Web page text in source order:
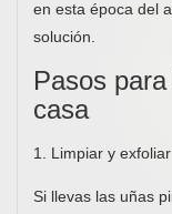
en esta época del
solución.
Pasos
casa
1. Limpiar y exfoliar
Si llevas las uñas